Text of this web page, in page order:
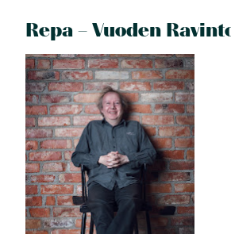
Repa – Vuoden